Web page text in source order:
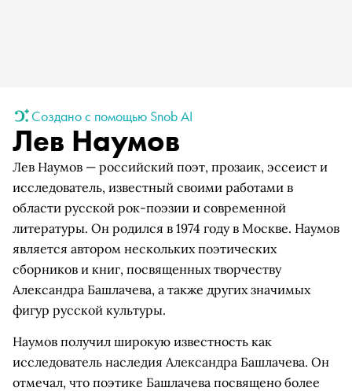
Создано с помощью Snob AI
Лев Наумов
Лев Наумов — российский поэт, прозаик, эссеист и
исследователь, известный своими работами в
области русской рок-поэзии и современной
литературы. Он родился в 1974 году в Москве. Наумов
является автором нескольких поэтических
сборников и книг, посвященных творчеству
Александра Башлачева, а также других значимых
фигур русской культуры.
Наумов получил широкую известность как
исследователь наследия Александра Башлачева. Он
отмечал, что поэтике Башлачева посвящено более